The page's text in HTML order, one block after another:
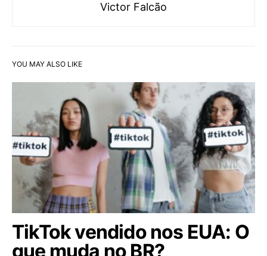
Victor Falcão
YOU MAY ALSO LIKE
TikTok vendido nos EUA: O
que muda no BR?